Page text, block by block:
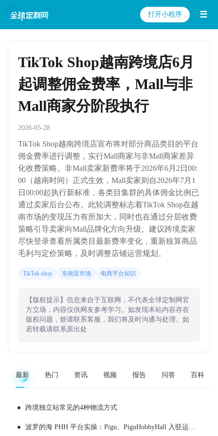
打开小程序 ☰
TikTok Shop越南跨境店6月
起调整佣金费率，Mall与非
Mall商家分阶段执行
2026-05-28
TikTok Shop越南跨境店宣布将对部分商品类目的平台
佣金费率进行调整，实行Mall商家与非Mall商家差异
化收费策略。非Mall卖家新费率将于2026年6月2日00:
00（越南时间）正式生效，Mall卖家则自2026年7月1
日00:00起执行新标准，各类目集群的具体佣金比例已
通过卖家后台公布。此轮调整标志着TikTok Shop在越
南市场的变现压力有所加大，同时也在通过分层收费
策略引导卖家向Mall品牌化方向升级。建议跨境卖家
尽快登录查看所属类目最新费率变化，重新核算商品
毛利与定价策略，及时调整店铺运营规划。
TikTok shop 东南亚市场 电商平台知识
【版权提示】信息来自于互联网，不代表全球定制网官
方立场，内容仅供网友参考学习。如发现本站内容存在
版权问题，烦请联系客服，我们将及时沟通与处理。如
若转载请联系原出处
最新 热门 资讯 视频 报告 问答 百科
跨境独立站常见的4种物流方式
波罗的海 PHH 平台实操：Pigu、PiguHobbyHall 入驻运营全解析